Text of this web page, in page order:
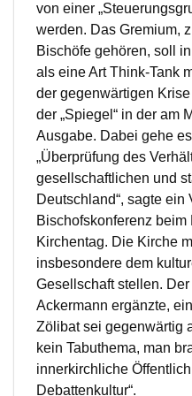
von einer
werden. Das Gremium,
Bischöfe gehören, soll
als eine Art Think-Tank
der gegenwärtigen
der „Spiegel“ in der am
Ausgabe. Dabei gehe
„Überprüfung des
gesellschaftlichen und
Deutschland“, sagte ein
Bischofskonferenz
Kirchentag. Die Kirche
insbesondere dem
Gesellschaft stellen.
Ackermann ergänzte,
Zölibat sei gegenwärtig
kein Tabuthema, man
innerkirchliche
Debattenkultur“.